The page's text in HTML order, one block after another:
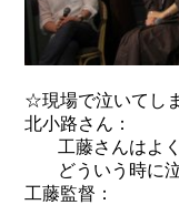
☆現場で泣いてし
北小路さん：
工藤さんはよ
どういう時に
工藤監督：